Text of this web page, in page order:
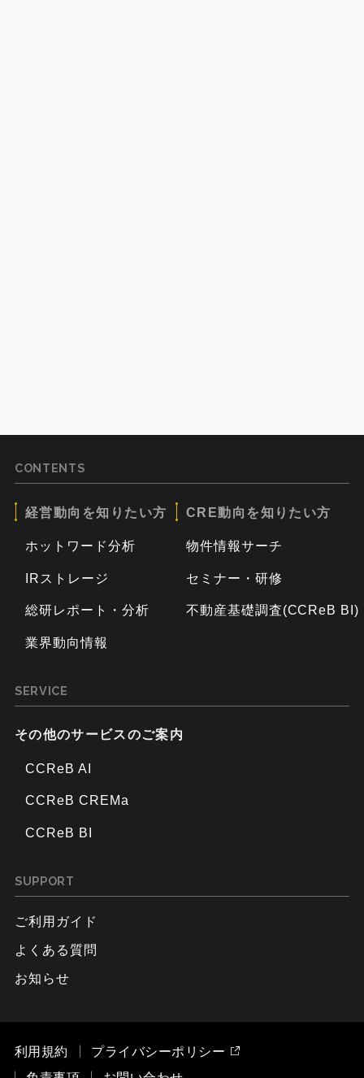
CONTENTS
経営動向を知りたい方
ホットワード分析
IRストレージ
総研レポート・分析
業界動向情報
CRE動向を知りたい方
物件情報サーチ
セミナー・研修
不動産基礎調査(CCReB BI)
SERVICE
その他のサービスのご案内
CCReB AI
CCReB CREMa
CCReB BI
SUPPORT
ご利用ガイド
よくある質問
お知らせ
利用規約
プライバシーポリシー